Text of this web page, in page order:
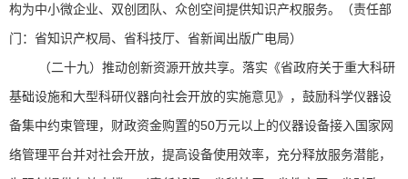
构为中小微企业、双创团队、众创空间提供知识产权服务。（责任部
门：省知识产权局、省科技厅、省新闻出版广电局）
（二十九）推动创新资源开放共享。落实《省政府关于重大科研
基础设施和大型科研仪器向社会开放的实施意见》，鼓励科学仪器设
备集中约束管理，财政资金购置的50万元以上的仪器设备接入国家网
络管理平台并对社会开放，提高设备使用效率，充分释放服务潜能，